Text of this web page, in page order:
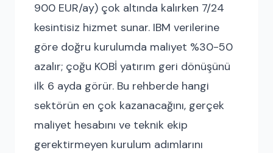
900 EUR/ay) çok altında kalırken 7/24
kesintisiz hizmet sunar. IBM verilerine
göre doğru kurulumda maliyet %30-50
azalır; çoğu KOBİ yatırım geri dönüşünü
ilk 6 ayda görür. Bu rehberde hangi
sektörün en çok kazanacağını, gerçek
maliyet hesabını ve teknik ekip
gerektirmeyen kurulum adımlarını